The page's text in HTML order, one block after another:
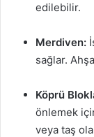
edilebilir.
Merdiven:
sağlar.
Köprü
önlemek
veya taş